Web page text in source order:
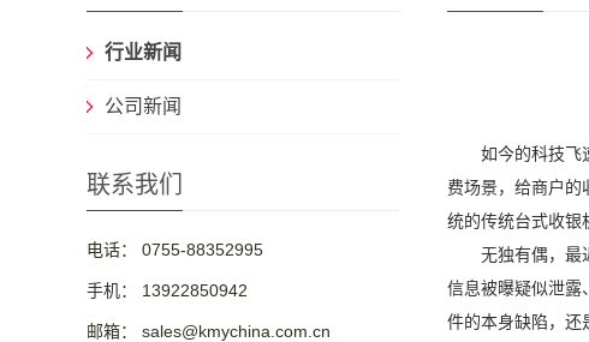
行业新闻
公司新闻
联系我们
电话： 0755-88352995
手机： 13922850942
邮箱： sales@kmychina.com.cn
如今的科技飞速
费场景，给商户的
统的传统台式收银
无独有偶，最近
信息被曝疑似泄露
件的本身缺陷，还